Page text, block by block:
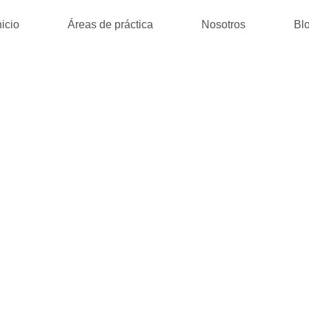
Áreas de práctica Nosotros